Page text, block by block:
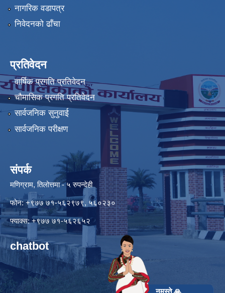
नागरिक वडापत्र
निवेदनको ढाँचा
प्रतिवेदन
वार्षिक प्रगति प्रतिवेदन
चौमासिक प्रगति प्रतिवेदन
सार्वजनिक सुनुवाई
सार्वजनिक परीक्षण
संपर्क
मणिग्राम, तिलोत्तमा - ५ रुपन्देही
फोन: +९७७ ७१-५६२९७९, ५६०२३०
फ्याक्स: +९७७ ७१-५६२६५२
chatbot
नमस्ते 🙏